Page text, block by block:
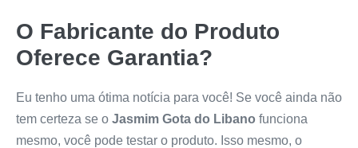
O Fabricante do Produto
Oferece Garantia?
Eu tenho uma ótima notícia para você! Se você ainda não
tem certeza se o Jasmim Gota do Libano funciona
mesmo, você pode testar o produto. Isso mesmo, o